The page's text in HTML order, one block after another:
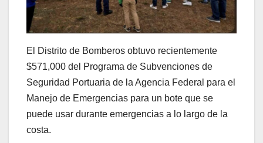
El Distrito de Bomberos obtuvo recientemente
$571,000 del Programa de Subvenciones de
Seguridad Portuaria de la Agencia Federal para el
Manejo de Emergencias para un bote que se
puede usar durante emergencias a lo largo de la
costa.